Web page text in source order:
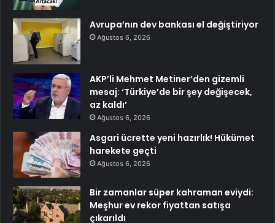
Avrupa’nın dev bankası el değiştiriyor
Ağustos 6, 2026
AKP’li Mehmet Metiner’den gizemli
mesaj: ‘Türkiye’de bir şey değişecek,
az kaldı’
Ağustos 6, 2026
Asgari ücrette yeni hazırlık! Hükümet
harekete geçti
Ağustos 6, 2026
Bir zamanlar süper kahraman eviydi:
Meşhur ev rekor fiyattan satışa
çıkarıldı